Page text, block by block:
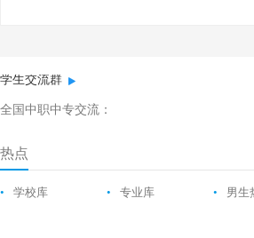
学生交流群
全国中职中专交流：
热点
• 学校库 • 专业库 • 男生